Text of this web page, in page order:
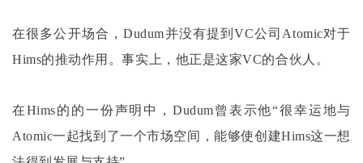
在很多公开场合，Dudum并没有提到VC公司Atomic对于
Hims的推动作用。事实上，他正是这家VC的合伙人。
在Hims的的一份声明中，Dudum曾表示他“很幸运地与
Atomic一起找到了一个市场空间，能够使创建Hims这一想